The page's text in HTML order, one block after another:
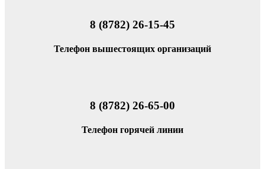
8 (8782) 26-15-45
Телефон вышестоящих организаций
8 (8782) 26-65-00
Телефон горячей линии